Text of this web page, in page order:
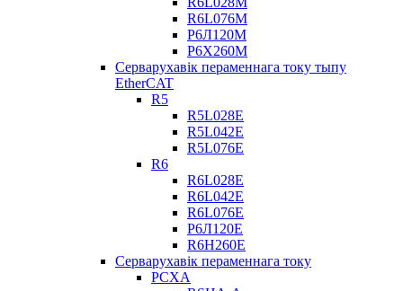
R6L076M
Р6Л120М
Р6Х260М
Серварухавік пераменнага току тыпу
EtherCAT
R5
R5L028E
R5L042E
R5L076E
R6
R6L028E
R6L042E
R6L076E
Р6Л120Е
R6H260E
Серварухавік пераменнага току
РСХА